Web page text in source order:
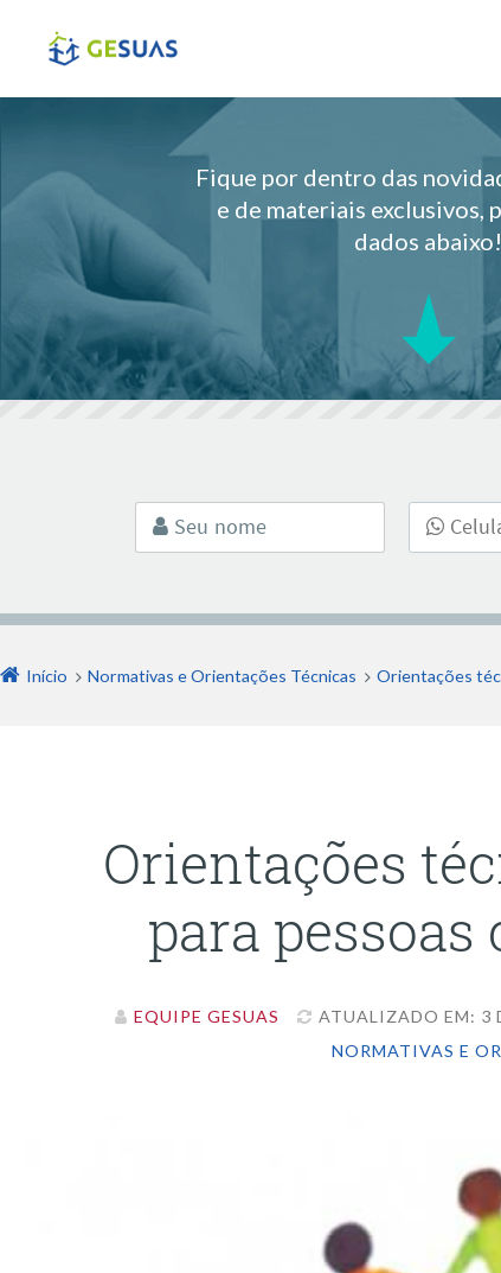
Fique por dentro das
e de materiais exclusivos,
dados abaixo!
Início Normativas e Orientações Técnicas Orientações
Orientações
para
EQUIPE GESUAS ATUALIZADO EM: 3
NORMATIVAS E